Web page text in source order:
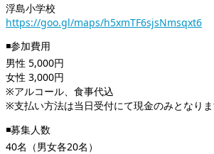
浮島小学校
https://goo.gl/maps/h5xmTF6sjsNmsqxt6
◾️参加費用
男性 5,000円
女性 3,000円
※アルコール、食事代込
※支払い方法は当日受付にて現金のみとなり
◾️募集人数
40名（男女各20名）